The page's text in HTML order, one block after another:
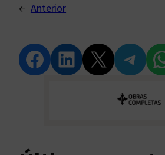
← Anterior
Compartir en Facebook Compartir en LinkedIn Compartir en Twitter Compartir en Telegram Compartir en WhatsApp